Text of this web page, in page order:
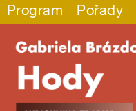
Program Pořady